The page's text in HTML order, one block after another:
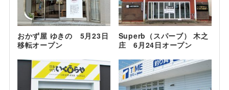
おかず屋 ゆきの 5月23日
移転オープン
Superb（スパーブ） 木之
庄 6月24日オープン